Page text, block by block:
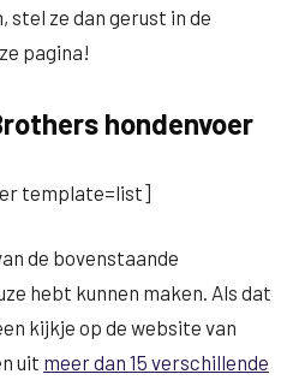
stel ze dan gerust in de
pagina!
hondenvoer
template=list]
de bovenstaande
hebt kunnen maken. Als dat
kijkje op de website van
uit meer dan 15 verschillende